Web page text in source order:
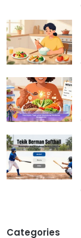
Categories